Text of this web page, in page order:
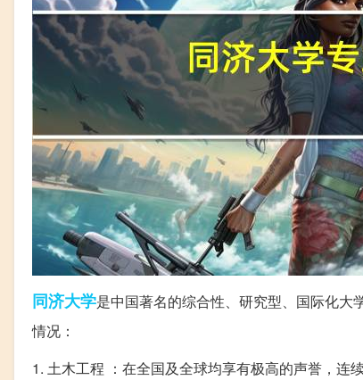
同济大学是中国著名的综合性、研究型、国际化大
情况：
1. 土木工程 ：在全国及全球均享有极高的声誉，连